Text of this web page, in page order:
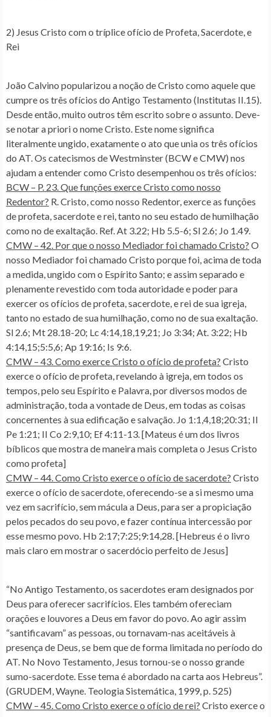
2) Jesus Cristo com o tríplice ofício de Profeta, Sacerdote, e
Rei
João Calvino popularizou a noção de Cristo como aquele que
cumpre os três ofícios do Antigo Testamento (Institutas II.15).
Desde então, muito outros têm escrito sobre o assunto. Deve-
se notar a priori o nome Cristo. Este nome significa
literalmente ungido, exatamente o ato que unia os três ofícios
do AT. Os catecismos de Westminster (BCW e CMW) nos
ajudam a entender como Cristo desempenhou os três ofícios:
BCW – P. 23. Que funções exerce Cristo como nosso
Redentor? R. Cristo, como nosso Redentor, exerce as funções
de profeta, sacerdote e rei, tanto no seu estado de humilhação
como no de exaltação. Ref. At 3.22; Hb 5.5-6; Sl 2.6; Jo 1.49.
CMW – 42. Por que o nosso Mediador foi chamado Cristo? O
nosso Mediador foi chamado Cristo porque foi, acima de toda
a medida, ungido com o Espírito Santo; e assim separado e
plenamente revestido com toda autoridade e poder para
exercer os ofícios de profeta, sacerdote, e rei de sua igreja,
tanto no estado de sua humilhação, como no de sua exaltação.
Sl 2.6; Mt 28.18-20; Lc 4:14,18,19,21; Jo 3:34; At. 3:22; Hb
4:14,15;5:5,6; Ap 19:16; Is 9:6.
CMW – 43. Como exerce Cristo o ofício de profeta? Cristo
exerce o ofício de profeta, revelando à igreja, em todos os
tempos, pelo seu Espírito e Palavra, por diversos modos de
administração, toda a vontade de Deus, em todas as coisas
concernentes à sua edificação e salvação. Jo 1:1,4,18;20:31; II
Pe 1:21; II Co 2:9,10; Ef 4:11-13. [Mateus é um dos livros
bíblicos que mostra de maneira mais completa o Jesus Cristo
como profeta]
CMW – 44. Como Cristo exerce o ofício de sacerdote? Cristo
exerce o ofício de sacerdote, oferecendo-se a si mesmo uma
vez em sacrifício, sem mácula a Deus, para ser a propiciação
pelos pecados do seu povo, e fazer contínua intercessão por
esse mesmo povo. Hb 2:17;7:25;9:14,28. [Hebreus é o livro
mais claro em mostrar o sacerdócio perfeito de Jesus]
“No Antigo Testamento, os sacerdotes eram designados por
Deus para oferecer sacrifícios. Eles também ofereciam
orações e louvores a Deus em favor do povo. Ao agir assim
“santificavam” as pessoas, ou tornavam-nas aceitáveis à
presença de Deus, se bem que de forma limitada no período do
AT. No Novo Testamento, Jesus tornou-se o nosso grande
sumo-sacerdote. Esse tema é abordado na carta aos Hebreus”.
(GRUDEM, Wayne. Teologia Sistemática, 1999, p. 525)
CMW – 45. Como Cristo exerce o ofício de rei? Cristo exerce o